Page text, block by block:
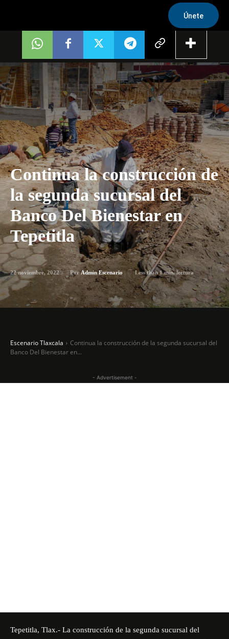
Únete
Continua la construcción de
la segunda sucursal del
Banco Del Bienestar en
Tepetitla
22 noviembre, 2022 Por Admin Escenario Less than 1min. lectura
Escenario Tlaxcala
Continua la construcción de la segunda sucursal del
Banco Del Bienestar en...
- Advertisement -
Tepetitla, Tlax.- La construcción de la segunda sucursal del